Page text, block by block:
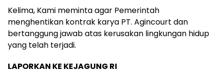
Kelima, Kami meminta agar Pemerintah
menghentikan kontrak karya PT. Agincourt dan
bertanggung jawab atas kerusakan lingkungan hidup
yang telah terjadi.
LAPORKAN KE KEJAGUNG RI